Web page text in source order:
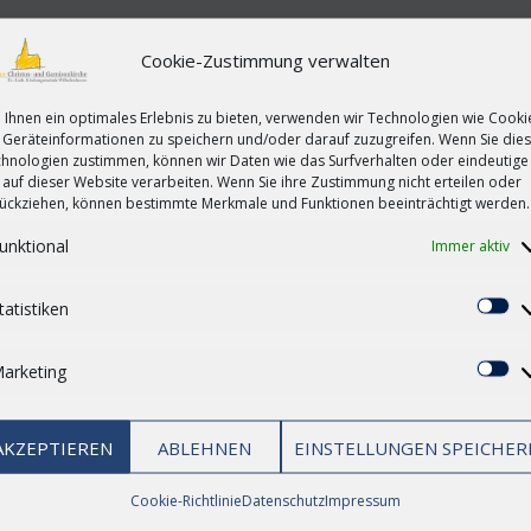
Cookie-Zustimmung verwalten
Ihnen ein optimales Erlebnis zu bieten, verwenden wir Technologien wie
Geräteinformationen zu speichern und/oder darauf zuzugreifen. Wenn Sie
zustimmen, können wir Daten wie das Surfverhalten oder eindeutige
auf dieser Website verarbeiten. Wenn Sie ihre Zustimmung nicht erteilen oder
können bestimmte Merkmale und Funktionen beeinträchtigt werden.
Immer aktiv
ABLEHNEN EINSTELLUNGEN
Cookie-RichtlinieDatenschutzImpressum
viel Lebensweisheit und deshalb betonte Bischof Jan
Deshalb war es für den Oldenburger Bischof
Woche in Friedland eröffnet –
Interkulturelle Woche der Kirchen ist am Sonntag
in Deutschland, Johann Hinrich Claussen, sagte im
zeige, ...